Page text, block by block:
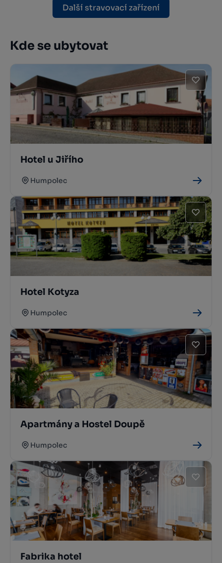
Další stravovací zařízení
Kde se ubytovat
Hotel u Jiřího
Humpolec
Hotel Kotyza
Humpolec
Apartmány a Hostel Doupě
Humpolec
Fabrika hotel